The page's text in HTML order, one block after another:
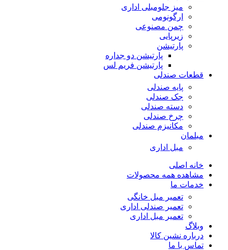
میز جلومبلی اداری
ارگونومی
چمن مصنوعی
زیرپایی
پارتیشن
پارتیشن دو جداره
پارتیشن فریم لس
قطعات صندلی
پایه صندلی
جک صندلی
دسته صندلی
چرخ صندلی
مکانیزم صندلی
مبلمان
مبل اداری
خانه اصلی
مشاهده همه محصولات
خدمات ما
تعمیر مبل خانگی
تعمیر صندلی اداری
تعمیر مبل اداری
وبلاگ
درباره نشین کالا
تماس با ما